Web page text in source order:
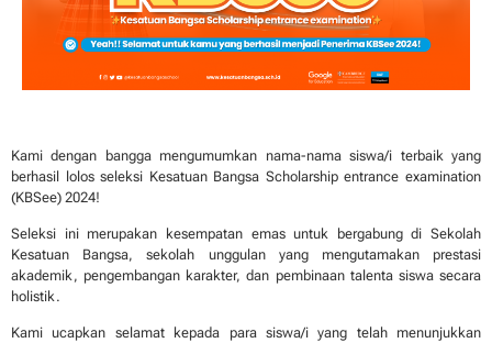
Kami dengan bangga mengumumkan nama-nama siswa/i terbaik yang
berhasil lolos seleksi Kesatuan Bangsa Scholarship entrance examination
(KBSee) 2024!
Seleksi ini merupakan kesempatan emas untuk bergabung di Sekolah
Kesatuan Bangsa, sekolah unggulan yang mengutamakan prestasi
akademik, pengembangan karakter, dan pembinaan talenta siswa secara
holistik.
Kami ucapkan selamat kepada para siswa/i yang telah menunjukkan